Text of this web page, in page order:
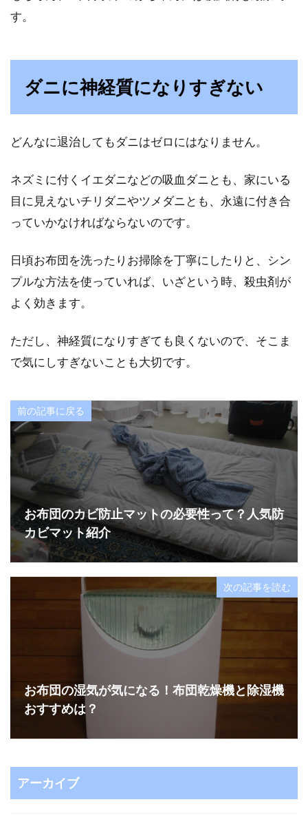
す。
ダニに神経質になりすぎない
どんなに退治してもダニはゼロにはなりません。
ネズミに付くイエダニなどの吸血ダニとも、家にいる
目に見えないチリダニやツメダニとも、永遠に付き合
っていかなければならないのです。
日頃お布団を洗ったりお掃除を丁寧にしたりと、シン
プルな方法を使っていれば、いざという時、殺虫剤が
よく効きます。
ただし、神経質になりすぎても良くないので、そこま
で気にしすぎないことも大切です。
前の記事に戻る
お布団のカビ防止マットの必要性って？人気防
カビマット紹介
次の記事を読む
お布団の湿気が気になる！布団乾燥機と除湿機
おすすめは？
アーカイブ